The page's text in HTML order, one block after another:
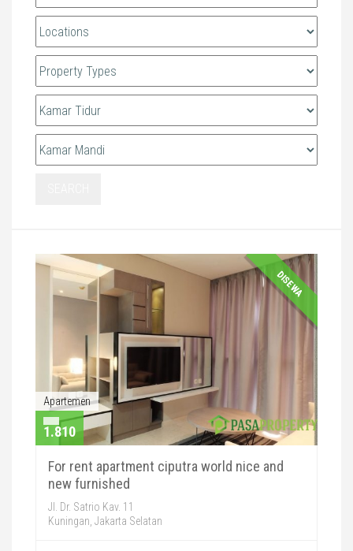
DISEWA
Apartemen
1.810
For rent apartment ciputra world nice and
new furnished
Jl. Dr. Satrio Kav. 11
Kuningan, Jakarta Selatan